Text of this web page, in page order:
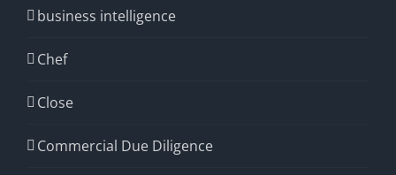
business intelligence
Chef
Close
Commercial Due Diligence